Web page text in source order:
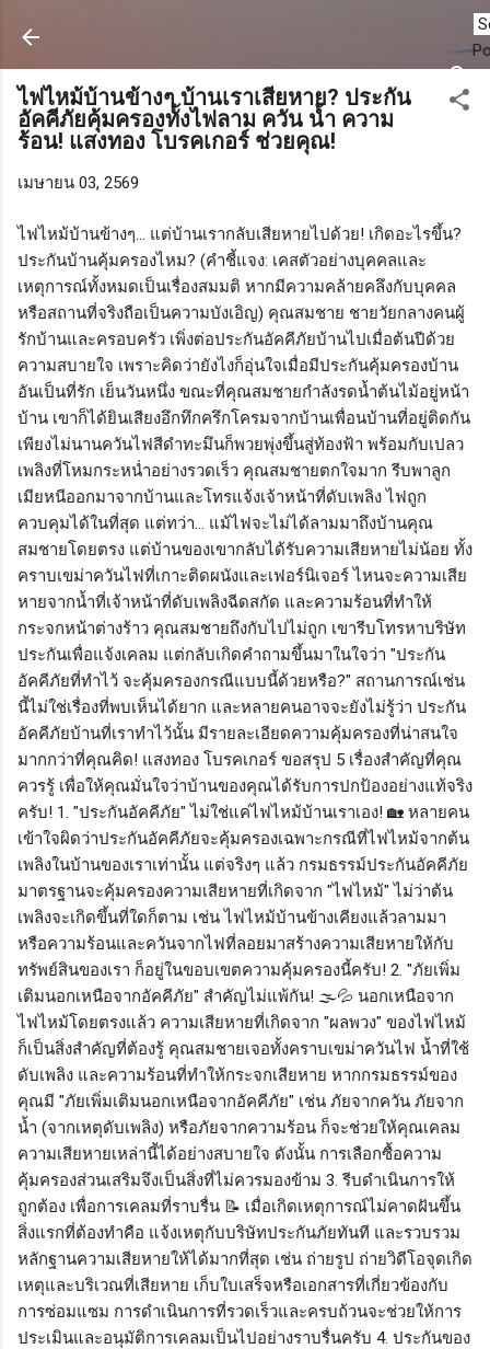
ไฟไหม้บ้านข้างๆ บ้านเราเสียหาย? ประกัน
อัคคีภัยคุ้มครองทั้งไฟลาม ควัน น้ำ ความ
ร้อน! แสงทอง โบรคเกอร์ ช่วยคุณ!
เมษายน 03, 2569
ไฟไหม้บ้านข้างๆ... แต่บ้านเรากลับเสียหายไปด้วย! เกิดอะไรขึ้น?
ประกันบ้านคุ้มครองไหม? (คำชี้แจง: เคสตัวอย่างบุคคลและ
เหตุการณ์ทั้งหมดเป็นเรื่องสมมติ หากมีความคล้ายคลึงกับบุคคล
หรือสถานที่จริงถือเป็นความบังเอิญ) คุณสมชาย ชายวัยกลางคนผู้
รักบ้านและครอบครัว เพิ่งต่อประกันอัคคีภัยบ้านไปเมื่อต้นปีด้วย
ความสบายใจ เพราะคิดว่ายังไงก็อุ่นใจเมื่อมีประกันคุ้มครองบ้าน
อันเป็นที่รัก เย็นวันหนึ่ง ขณะที่คุณสมชายกำลังรดน้ำต้นไม้อยู่หน้า
บ้าน เขาก็ได้ยินเสียงอึกทึกครึกโครมจากบ้านเพื่อนบ้านที่อยู่ติดกัน
เพียงไม่นานควันไฟสีดำทะมึนก็พวยพุ่งขึ้นสู่ท้องฟ้า พร้อมกับเปลว
เพลิงที่โหมกระหน่ำอย่างรวดเร็ว คุณสมชายตกใจมาก รีบพาลูก
เมียหนีออกมาจากบ้านและโทรแจ้งเจ้าหน้าที่ดับเพลิง ไฟถูก
ควบคุมได้ในที่สุด แต่ทว่า... แม้ไฟจะไม่ได้ลามมาถึงบ้านคุณ
สมชายโดยตรง แต่บ้านของเขากลับได้รับความเสียหายไม่น้อย ทั้ง
คราบเขม่าควันไฟที่เกาะติดผนังและเฟอร์นิเจอร์ ไหนจะความเสีย
หายจากน้ำที่เจ้าหน้าที่ดับเพลิงฉีดสกัด และความร้อนที่ทำให้
กระจกหน้าต่างร้าว คุณสมชายถึงกับไปไม่ถูก เขารีบโทรหาบริษัท
ประกันเพื่อแจ้งเคลม แต่กลับเกิดคำถามขึ้นมาในใจว่า "ประกัน
อัคคีภัยที่ทำไว้ จะคุ้มครองกรณีแบบนี้ด้วยหรือ?" สถานการณ์เช่น
นี้ไม่ใช่เรื่องที่พบเห็นได้ยาก และหลายคนอาจจะยังไม่รู้ว่า ประกัน
อัคคีภัยบ้านที่เราทำไว้นั้น มีรายละเอียดความคุ้มครองที่น่าสนใจ
มากกว่าที่คุณคิด! แสงทอง โบรคเกอร์ ขอสรุป 5 เรื่องสำคัญที่คุณ
ควรรู้ เพื่อให้คุณมั่นใจว่าบ้านของคุณได้รับการปกป้องอย่างแท้จริง
ครับ! 1. "ประกันอัคคีภัย" ไม่ใช่แค่ไฟไหม้บ้านเราเอง! 🏡 หลายคน
เข้าใจผิดว่าประกันอัคคีภัยจะคุ้มครองเฉพาะกรณีที่ไฟไหม้จากต้น
เพลิงในบ้านของเราเท่านั้น แต่จริงๆ แล้ว กรมธรรม์ประกันอัคคีภัย
มาตรฐานจะคุ้มครองความเสียหายที่เกิดจาก "ไฟไหม้" ไม่ว่าต้น
เพลิงจะเกิดขึ้นที่ใดก็ตาม เช่น ไฟไหม้บ้านข้างเคียงแล้วลามมา
หรือความร้อนและควันจากไฟที่ลอยมาสร้างความเสียหายให้กับ
ทรัพย์สินของเรา ก็อยู่ในขอบเขตความคุ้มครองนี้ครับ! 2. "ภัยเพิ่ม
เติมนอกเหนือจากอัคคีภัย" สำคัญไม่แพ้กัน! 🌫️💦 นอกเหนือจาก
ไฟไหม้โดยตรงแล้ว ความเสียหายที่เกิดจาก "ผลพวง" ของไฟไหม้
ก็เป็นสิ่งสำคัญที่ต้องรู้ คุณสมชายเจอทั้งคราบเขม่าควันไฟ น้ำที่ใช้
ดับเพลิง และความร้อนที่ทำให้กระจกเสียหาย หากกรมธรรม์ของ
คุณมี "ภัยเพิ่มเติมนอกเหนือจากอัคคีภัย" เช่น ภัยจากควัน ภัยจาก
น้ำ (จากเหตุดับเพลิง) หรือภัยจากความร้อน ก็จะช่วยให้คุณเคลม
ความเสียหายเหล่านี้ได้อย่างสบายใจ ดังนั้น การเลือกซื้อความ
คุ้มครองส่วนเสริมจึงเป็นสิ่งที่ไม่ควรมองข้าม 3. รีบดำเนินการให้
ถูกต้อง เพื่อการเคลมที่ราบรื่น 📝 เมื่อเกิดเหตุการณ์ไม่คาดฝันขึ้น
สิ่งแรกที่ต้องทำคือ แจ้งเหตุกับบริษัทประกันภัยทันที และรวบรวม
หลักฐานความเสียหายให้ได้มากที่สุด เช่น ถ่ายรูป ถ่ายวิดีโอจุดเกิด
เหตุและบริเวณที่เสียหาย เก็บใบเสร็จหรือเอกสารที่เกี่ยวข้องกับ
การซ่อมแซม การดำเนินการที่รวดเร็วและครบถ้วนจะช่วยให้การ
ประเมินและอนุมัติการเคลมเป็นไปอย่างราบรื่นครับ 4. ประกันของ